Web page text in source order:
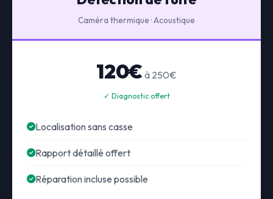
Caméra thermique · Acoustique
120€ à 250€
✓ Diagnostic offert
Localisation sans casse
Rapport détaillé offert
Réparation incluse possible